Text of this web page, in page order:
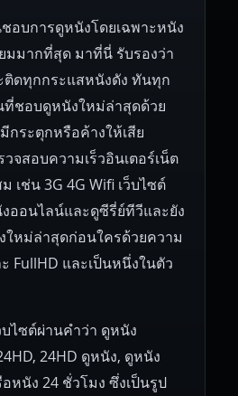
อบการดูหนังโดยเฉพาะหนัง
มากที่สุด มาที่นี่ รับรองว่า
ติดทุกกระแสหนังดัง ทันทุก
ที่ชอบดูหนังใหม่ล่าสุดด้วย
ระตุกหรือค้างให้เสีย
จสอบความเร็วอินเตอร์เน็ต
เช่น 3G 4G Wifi เว็บไซต์
งออนไลน์และดูซีรี่ย์ทีวีและยัง
ใหม่ล่าสุดก่อนใครด้วยความ
FullHD และเป็นหนึ่งในตัว
ไซต์ผ่านคำว่า ดูหนัง
24HD ดูหนัง, ดูหนัง
หนัง 24 ชั่วโมง ซึ่งเป็นรูป